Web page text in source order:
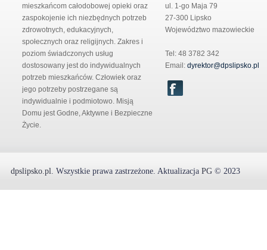
mieszkańcom całodobowej opieki oraz
zaspokojenie ich niezbędnych potrzeb
zdrowotnych, edukacyjnych,
społecznych oraz religijnych. Zakres i
poziom świadczonych usług
dostosowany jest do indywidualnych
potrzeb mieszkańców. Człowiek oraz
jego potrzeby postrzegane są
indywidualnie i podmiotowo. Misją
Domu jest Godne, Aktywne i Bezpieczne
Życie.
ul. 1-go Maja 79
27-300 Lipsko
Województwo mazowieckie
Tel: 48 3782 342
Email: dyrektor@dpslipsko.pl
dpslipsko.pl. Wszystkie prawa zastrzeżone. Aktualizacja PG © 2023